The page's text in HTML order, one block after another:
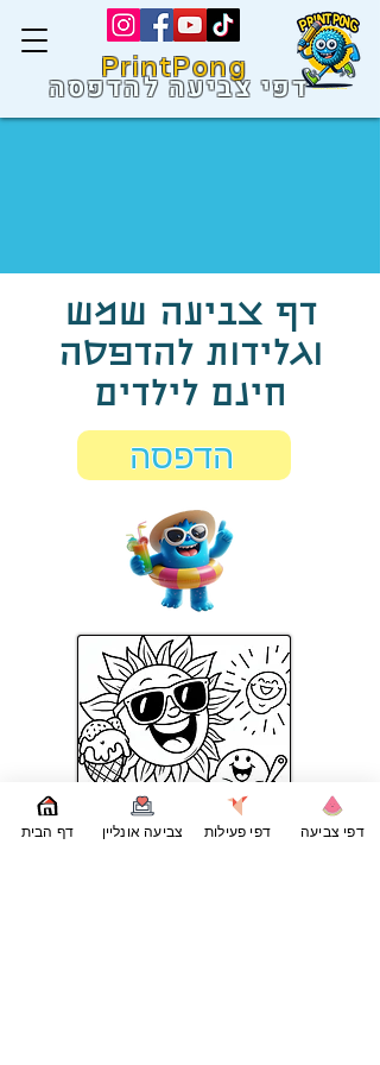
PrintPong
דפי צביעה להדפסה
דף צביעה שמש
וגלידות להדפסה
חינם לילדים
הדפסה
דף הבית צביעה אונליין דפי פעילות דפי צביעה